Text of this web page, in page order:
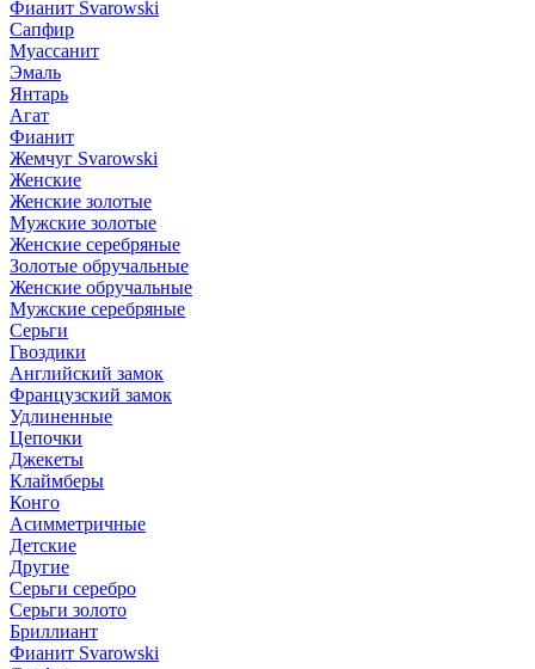
Фианит Svarowski
Сапфир
Муассанит
Эмаль
Янтарь
Агат
Фианит
Жемчуг Svarowski
Женские
Женские золотые
Мужские золотые
Женские серебряные
Золотые обручальные
Женские обручальные
Мужские серебряные
Серьги
Гвоздики
Английский замок
Французский замок
Удлиненные
Цепочки
Джекеты
Клаймберы
Конго
Асимметричные
Детские
Другие
Серьги серебро
Серьги золото
Бриллиант
Фианит Svarowski